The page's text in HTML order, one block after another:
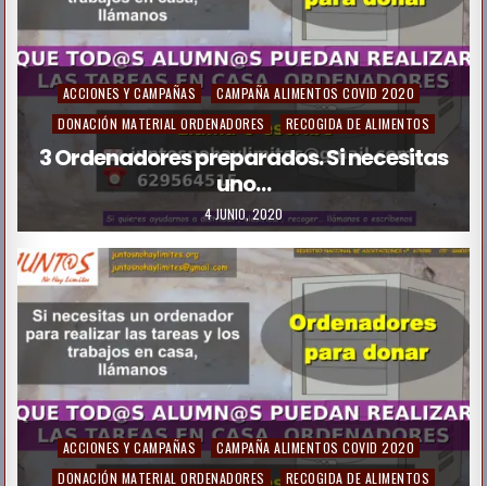
P
o
s
i
n
ACCIONES Y CAMPAÑAS
CAMPAÑA ALIMENTOS COVID 2020
DONACIÓN MATERIAL ORDENADORES
RECOGIDA DE ALIMENTOS
3 Ordenadores preparados. Si necesitas
uno…
4 JUNIO, 2020
P
o
ACCIONES Y CAMPAÑAS
CAMPAÑA ALIMENTOS COVID 2020
DONACIÓN MATERIAL ORDENADORES
RECOGIDA DE ALIMENTOS